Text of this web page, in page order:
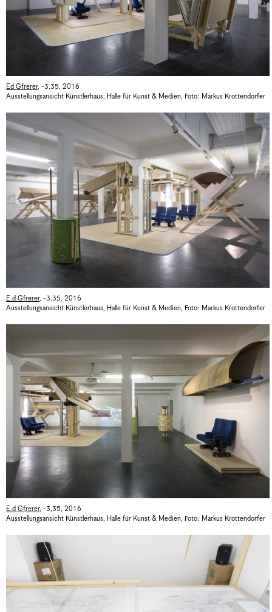
Ed Gfrerer, -3,35, 2016
Ausstellungsansicht Künstlerhaus, Halle für Kunst & Medien, Foto: Markus Krottendorfer
E.d Gfrerer, -3,35, 2016
Ausstellungsansicht Künstlerhaus, Halle für Kunst & Medien, Foto: Markus Krottendorfer
E.d Gfrerer, -3,35, 2016
Ausstellungsansicht Künstlerhaus, Halle für Kunst & Medien, Foto: Markus Krottendorfer